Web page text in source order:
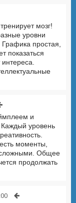
мозг!
уровни
простая,
показаться
и
уровень
моменты,
сложными. Общее
продолжать